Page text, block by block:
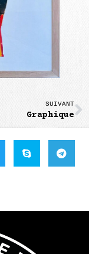
SUIVANT
Graphique